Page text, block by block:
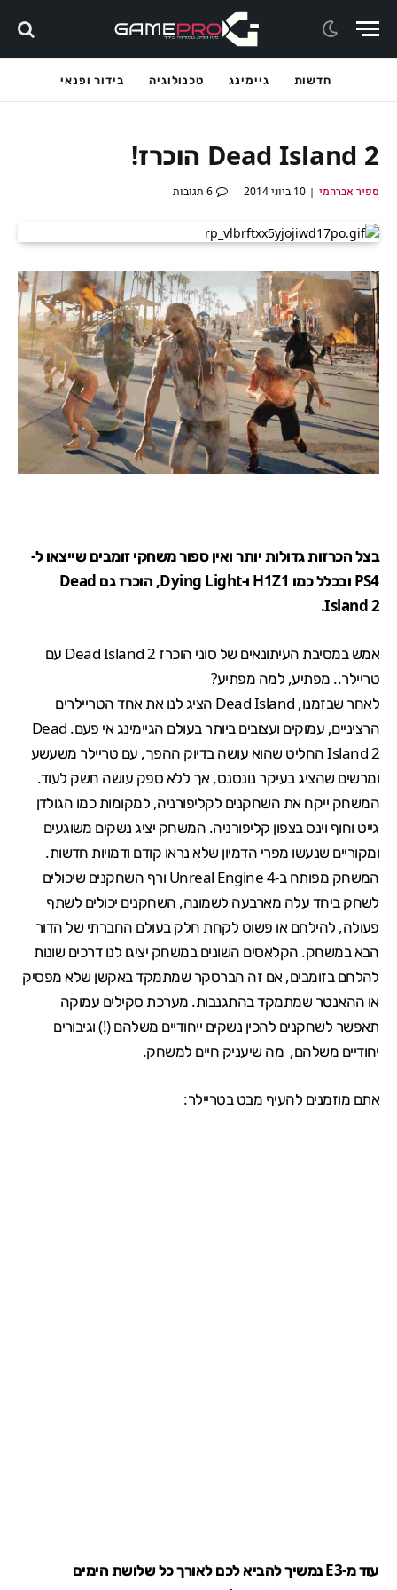
חדשות גיימינג טכנולוגיה בידור ופנאי
Dead Island 2 הוכרז!
ספיר אברהמי 10 ביוני 2014 6 תגובות
בצל הכרזות גדולות יותר ואין ספור משחקי זומבים שייצאו ל-
PS4 ובכלל כמו H1Z1 ו-Dying Light, הוכרז גם Dead
Island 2.
אמש במסיבת העיתונאים של סוני הוכרז Dead Island 2 עם
טריילר.. מפתיע, למה מפתיע?
לאחר שבזמנו, Dead Island הציג לנו את אחד הטריילרים
הרציניים, עמוקים ועצובים ביותר בעולם הגיימינג אי פעם. Dead
Island 2 החליט שהוא עושה בדיוק ההפך, עם טריילר משעשע
ומרשים שהציג בעיקר נונסנס, אך ללא ספק עושה חשק לעוד.
המשחק ייקח את השחקנים לקליפורניה, למקומות כמו הגולדן
גייט וחוף וינס בצפון קליפורניה. המשחק יציג נשקים משוגעים
ומקוריים שנעשו מפרי הדמיון שלא נראו קודם ודמויות חדשות.
המשחק מפותח ב-Unreal Engine 4 ורף השחקנים שיכולים
לשחק ביחד עלה מארבעה לשמונה, השחקנים יכולים לשתף
פעולה, להילחם או פשוט לקחת חלק בעולם החברתי של הדור
הבא במשחק. הקלאסים השונים במשחק יציגו לנו דרכים שונות
להלחם בזומבים, אם זה הברסקר שמתמקד באקשן שלא מפסיק
או ההאנטר שמתמקד בהתגנבות. מערכת סקילים עמוקה
תאפשר לשחקנים להכין נשקים ייחודיים משלהם (!) וגיבורים
יחודיים משלהם, מה שיעניק חיים למשחק.
אתם מוזמנים להעיף מבט בטריילר:
עוד מ-E3 נמשיך להביא לכם לאורך כל שלושת הימים